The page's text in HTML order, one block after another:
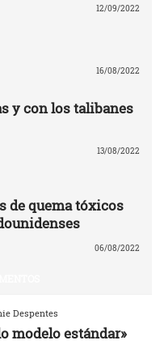
12/09/2022
16/08/2022
y con los talibanes
13/08/2022
de quema tóxicos
06/08/2022
Despentes
modelo estándar»